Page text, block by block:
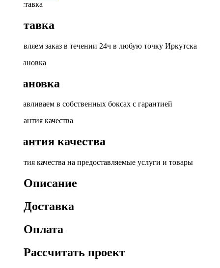
Доставка
Доставляем заказ в течении 24ч в любую точку Иркутска
Установка
Устанавливаем в собственных боксах с гарантией
Гарантия качества
Гарантия качества на предоставляемые услуги и товары
Описание
Доставка
Оплата
Рассчитать проект